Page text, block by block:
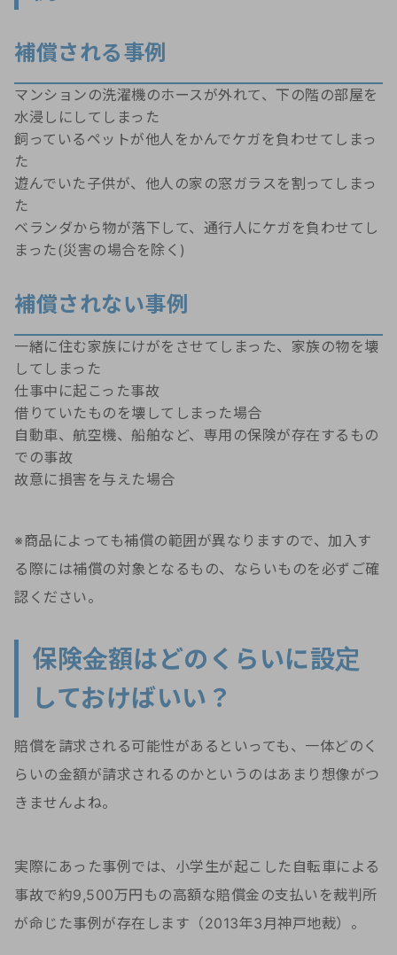
補償される事例
マンションの洗濯機のホースが外れて、下の階の部屋を
水浸しにしてしまった
飼っているペットが他人をかんでケガを負わせてしまっ
た
遊んでいた子供が、他人の家の窓ガラスを割ってしまっ
た
ベランダから物が落下して、通行人にケガを負わせてし
まった(災害の場合を除く)
補償されない事例
一緒に住む家族にけがをさせてしまった、家族の物を壊
してしまった
仕事中に起こった事故
借りていたものを壊してしまった場合
自動車、航空機、船舶など、専用の保険が存在するもの
での事故
故意に損害を与えた場合
※商品によっても補償の範囲が異なりますので、加入す
る際には補償の対象となるもの、ならいものを必ずご確
認ください。
保険金額はどのくらいに設定
しておけばいい？
賠償を請求される可能性があるといっても、一体どのく
らいの金額が請求されるのかというのはあまり想像がつ
きませんよね。
実際にあった事例では、小学生が起こした自転車による
事故で約9,500万円もの高額な賠償金の支払いを裁判所
が命じた事例が存在します（2013年3月神戸地裁）。